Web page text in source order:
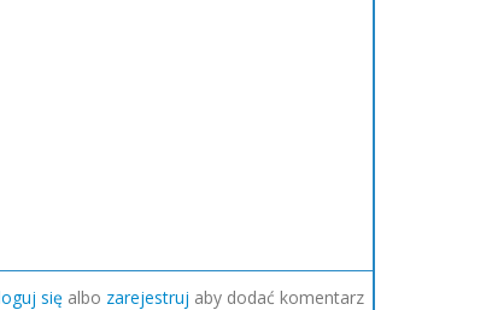
się albo zarejestruj aby dodać komentarz